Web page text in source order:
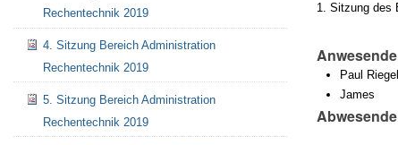
1. Sitzung des
Anwesende
Paul Riegel
James
Abwesende
Rechentechnik 2019
4. Sitzung Bereich Administration
Rechentechnik 2019
5. Sitzung Bereich Administration
Rechentechnik 2019